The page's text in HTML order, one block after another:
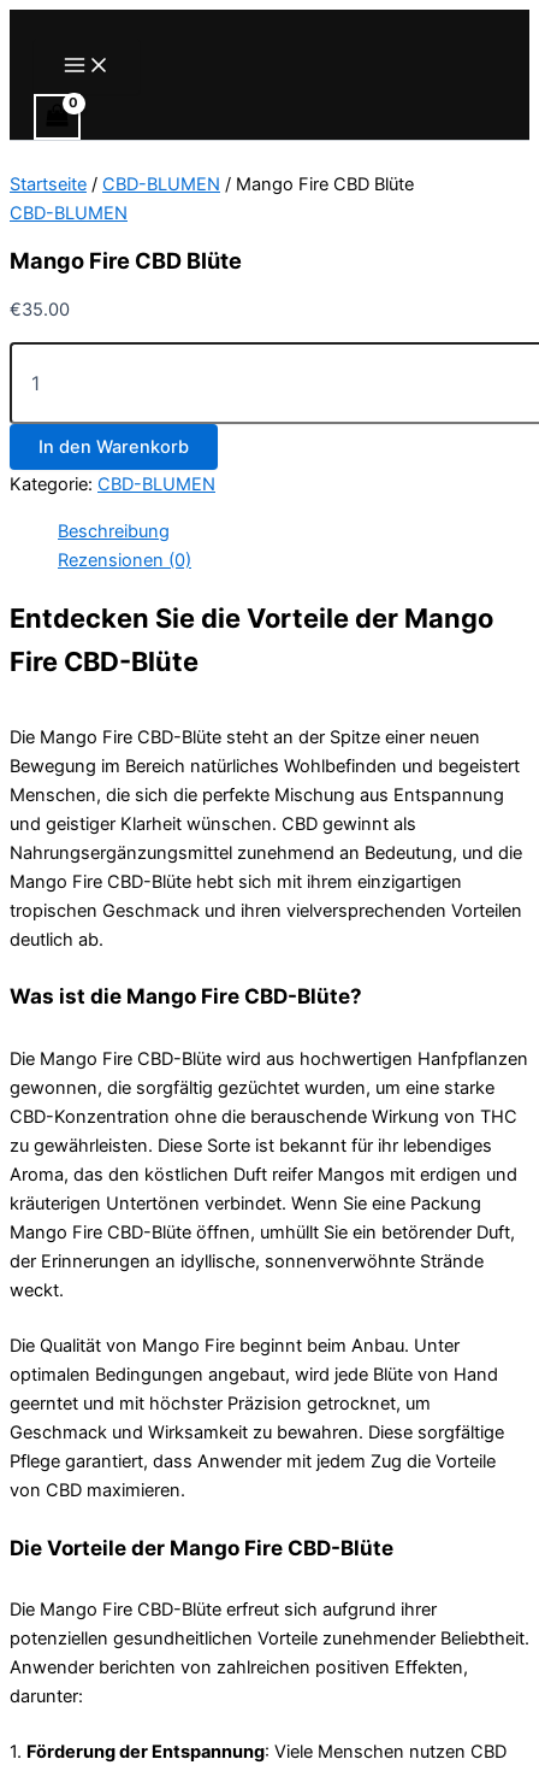
Main
Menu
Startseite / CBD-BLUMEN / Mango Fire CBD Blüte
CBD-BLUMEN
Mango Fire CBD Blüte
€35.00
Mango
Fire
Blüte
MengeIn den Warenkorb
Kategorie: CBD-BLUMEN
Beschreibung
Rezensionen (0)
Entdecken Sie die Vorteile der Mango
Fire CBD-Blüte
Die Mango Fire CBD-Blüte steht an der Spitze einer neuen
Bewegung im Bereich natürliches Wohlbefinden und begeistert
Menschen, die sich die perfekte Mischung aus Entspannung
und geistiger Klarheit wünschen. CBD gewinnt als
Nahrungsergänzungsmittel zunehmend an Bedeutung, und die
Mango Fire CBD-Blüte hebt sich mit ihrem einzigartigen
tropischen Geschmack und ihren vielversprechenden Vorteilen
deutlich ab.
Was ist die Mango Fire CBD-Blüte?
Die Mango Fire CBD-Blüte wird aus hochwertigen Hanfpflanzen
gewonnen, die sorgfältig gezüchtet wurden, um eine starke
CBD-Konzentration ohne die berauschende Wirkung von THC
zu gewährleisten. Diese Sorte ist bekannt für ihr lebendiges
Aroma, das den köstlichen Duft reifer Mangos mit erdigen und
kräuterigen Untertönen verbindet. Wenn Sie eine Packung
Mango Fire CBD-Blüte öffnen, umhüllt Sie ein betörender Duft,
der Erinnerungen an idyllische, sonnenverwöhnte Strände
weckt.
Die Qualität von Mango Fire beginnt beim Anbau. Unter
optimalen Bedingungen angebaut, wird jede Blüte von Hand
geerntet und mit höchster Präzision getrocknet, um
Geschmack und Wirksamkeit zu bewahren. Diese sorgfältige
Pflege garantiert, dass Anwender mit jedem Zug die Vorteile
von CBD maximieren.
Die Vorteile der Mango Fire CBD-Blüte
Die Mango Fire CBD-Blüte erfreut sich aufgrund ihrer
potenziellen gesundheitlichen Vorteile zunehmender Beliebtheit.
Anwender berichten von zahlreichen positiven Effekten,
darunter:
1. Förderung der Entspannung: Viele Menschen nutzen CBD